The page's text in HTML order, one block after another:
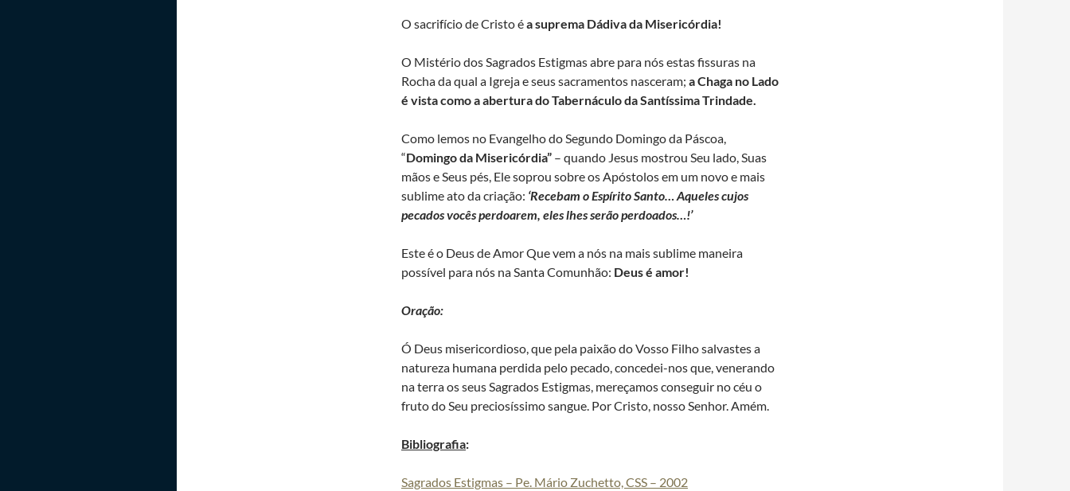
O sacrifício de Cristo éa suprema Dádiva da Misericórdia!
O Mistério dos Sagrados Estigmas abre para nós estas fissuras na
Rocha da qual a Igreja e seus sacramentos nasceram; a Chaga no Lado
é vista como a abertura do Tabernáculo da Santíssima Trindade.
Como lemos no Evangelho do Segundo Domingo da Páscoa,
“Domingo da Misericórdia” – quando Jesus mostrou Seu lado, Suas
mãos e Seus pés, Ele soprou sobre os Apóstolos em um novo e mais
sublime ato da criação: ‘Recebam o Espírito Santo… Aqueles cujos
pecados vocês perdoarem, eles lhes serão perdoados…!’
Este é o Deus de Amor Que vem a nós na mais sublime maneira
possível para nós na Santa Comunhão: Deus é amor!
Oração:
Ó Deus misericordioso, que pela paixão do Vosso Filho salvastes a
natureza humana perdida pelo pecado, concedei-nos que, venerando
na terra os seus Sagrados Estigmas, mereçamos conseguir no céu o
fruto do Seu preciosíssimo sangue. Por Cristo, nosso Senhor. Amém.
Bibliografia:
Sagrados Estigmas – Pe. Mário Zuchetto, CSS – 2002